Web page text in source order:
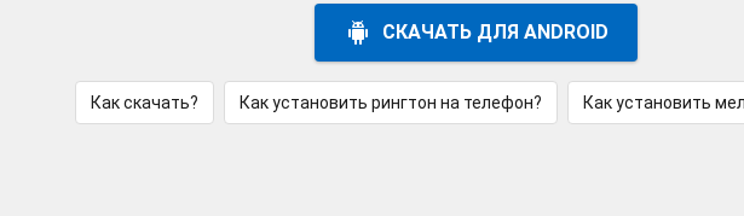
СКАЧАТЬ ДЛЯ ANDROID
Как скачать? Как установить рингтон на телефон? Как установить